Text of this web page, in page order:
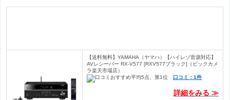
【送料無料】YAMAHA（ヤマハ）【ハイレゾ音源対応】
AVレシーバー RX-V577 [RXV577ブラック]（ビックカメ
ラ楽天市場店）
口コミ：1件
詳細をみる ≫